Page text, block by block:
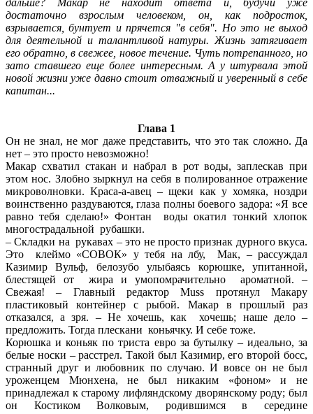
достаточно взрослым человеком, он, как подросток,
взрывается, бунтует и прячется "в себя". Но это не выход
для деятельной и талантливой натуры. Жизнь затягивает
его обратно, в свежее, новое течение. Чуть потрепанного, но
зато ставшего еще более интересным. А у штурвала этой
новой жизни уже давно стоит отважный и уверенный в себе
капитан...
Глава 1
Он не знал, не мог даже представить, что это так сложно. Да
нет – это просто невозможно!
Макар схватил стакан и набрал в рот воды, заплескав при
этом нос. Злобно зыркнул на себя в полированное отражение
микроволновки. Краса-а-авец – щеки как у хомяка, ноздри
воинственно раздуваются, глаза полны боевого задора: «Я все
равно тебя сделаю!» Фонтан воды окатил тонкий хлопок
многострадальной рубашки.
– Складки на рукавах – это не просто признак дурного вкуса.
Это клеймо «СОВОК» у тебя на лбу, Мак, – рассуждал
Казимир Вульф, белозубо улыбаясь корюшке, упитанной,
блестящей от жира и умопомрачительно ароматной. –
Свежая! – Главный редактор Muss протянул Макару
пластиковый контейнер с рыбой. Макар в прошлый раз
отказался, а зря. – Не хочешь, как хочешь; наше дело –
предложить. Тогда плескани коньячку. И себе тоже.
Корюшка и коньяк по триста евро за бутылку – идеально, за
белые носки – расстрел. Такой был Казимир, его второй босс,
странный друг и любовник по случаю. И вовсе он не был
уроженцем Мюнхена, не был никаким «фоном» и не
принадлежал к старому лифляндскому дворянскому роду; был
он Костиком Волковым, родившимся в середине